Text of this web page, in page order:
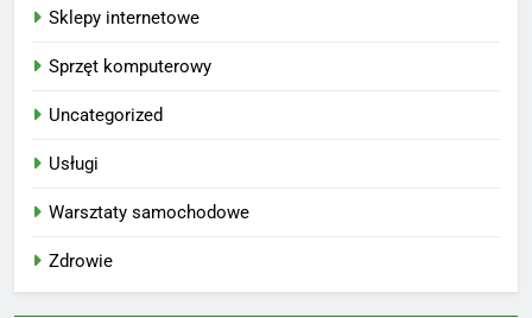
Sklepy internetowe
Sprzęt komputerowy
Uncategorized
Usługi
Warsztaty samochodowe
Zdrowie